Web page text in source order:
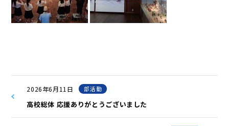
2026年6月11日 部活動
高校総体 応援ありがとうございました